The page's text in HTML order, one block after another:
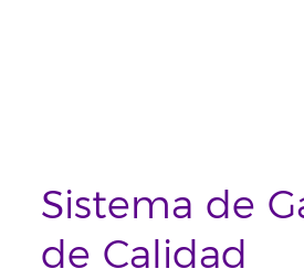
Sistema de
de Calidad